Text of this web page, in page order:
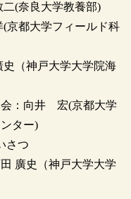
学教養部)
フィールド科
大学大学院海
(京都大学
ター)
さつ
戸大学大学